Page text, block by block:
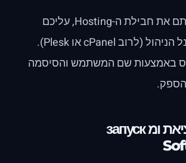
לאחר שרכשתם את חבילת ה-Hosting, עליכם
להיכנס לפאנל הניהול (לרוב cPanel או Plesk).
באמצעות שם המשתמש והסיסמה
שלב 2: מציאת ומ запуск